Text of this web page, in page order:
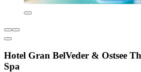
Hotel Gran BelVeder & Ostsee
Spa